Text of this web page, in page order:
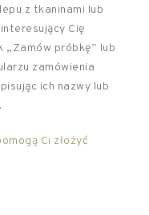
z tkaninami lub
Cię
„Zamów próbkę” lub
zamówienia
ich nazwy lub
Ci złożyć